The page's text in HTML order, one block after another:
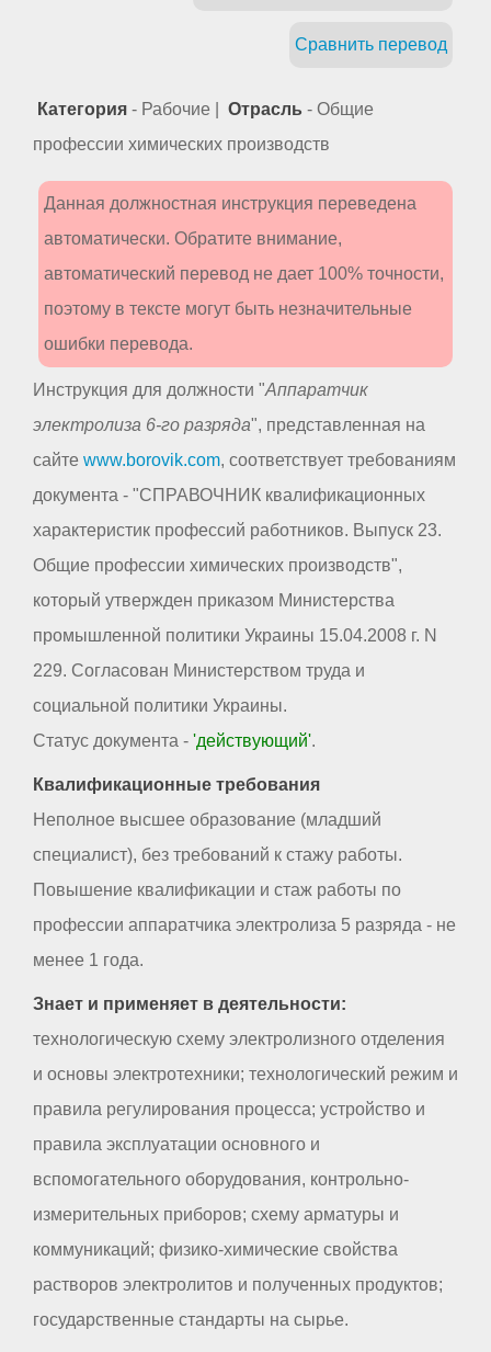
Сравнить перевод
Категория - Рабочие | Отрасль - Общие
профессии химических производств
Данная должностная инструкция переведена
автоматически. Обратите внимание,
автоматический перевод не дает 100% точности,
поэтому в тексте могут быть незначительные
ошибки перевода.
Инструкция для должности "Аппаратчик
электролиза 6-го разряда", представленная на
сайте www.borovik.com, соответствует требованиям
документа - "СПРАВОЧНИК квалификационных
характеристик профессий работников. Выпуск 23.
Общие профессии химических производств",
который утвержден приказом Министерства
промышленной политики Украины 15.04.2008 г. N
229. Согласован Министерством труда и
социальной политики Украины.
Статус документа - 'действующий'.
Квалификационные требования
Неполное высшее образование (младший
специалист), без требований к стажу работы.
Повышение квалификации и стаж работы по
профессии аппаратчика электролиза 5 разряда - не
менее 1 года.
Знает и применяет в деятельности:
технологическую схему электролизного отделения
и основы электротехники; технологический режим и
правила регулирования процесса; устройство и
правила эксплуатации основного и
вспомогательного оборудования, контрольно-
измерительных приборов; схему арматуры и
коммуникаций; физико-химические свойства
растворов электролитов и полученных продуктов;
государственные стандарты на сырье.